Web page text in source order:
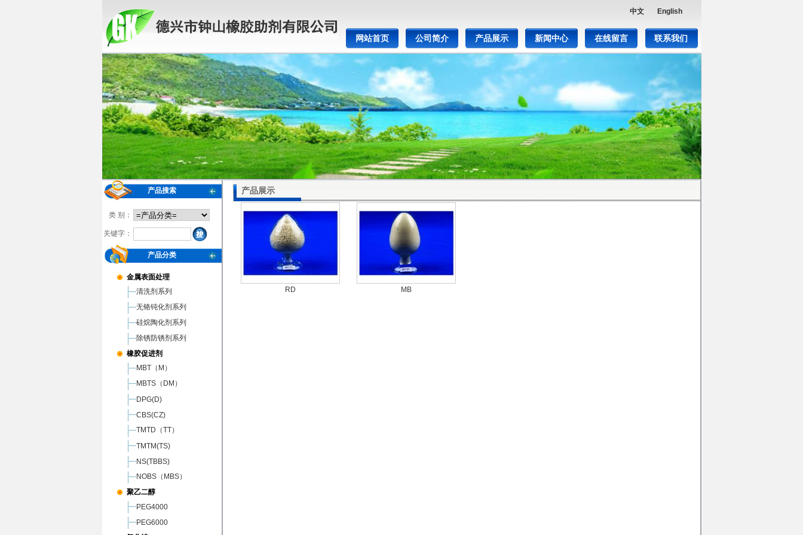
中文 English
网站首页 公司简介 产品展示 新闻中心 在线留言 联系我们
产品搜索
类 别：
关键字：
产品分类
金属表面处理
清洗剂系列
无铬钝化剂系列
硅烷陶化剂系列
除锈防锈剂系列
橡胶促进剂
MBT（M）
MBTS（DM）
DPG(D)
CBS(CZ)
TMTD（TT）
TMTM(TS)
NS(TBBS)
NOBS（MBS）
聚乙二醇
PEG4000
PEG6000
产品展示
RD MB